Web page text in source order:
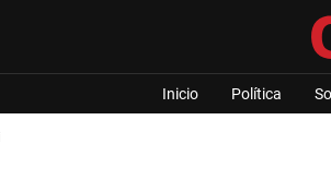
Inicio Política